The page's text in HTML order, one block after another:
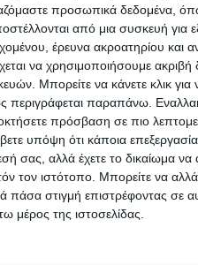
προσωπικά δεδομένα,
από μια συσκευή για
έρευνα ακροατηρίου και
να χρησιμοποιήσουμε
Μπορείτε να κάνετε κλικ για
παραπάνω.
πρόσβαση σε πιο
υπόψη ότι κάποια
σας, αλλά έχετε το δικαίωμα
τον ιστότοπο. Μπορείτε να
στιγμή επιστρέφοντας σε
μέρος της ιστοσελίδας.